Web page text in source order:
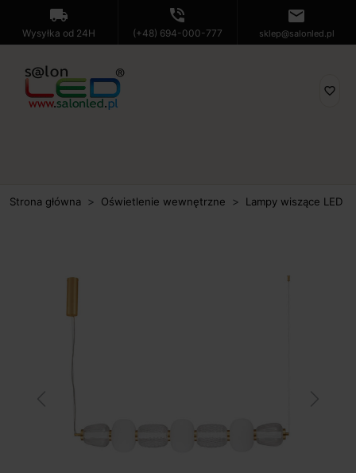
local_shipping
Wysyłka od 24H
phone_in_talk
(+48) 694-000-777
mail
sklep@salonled.pl
favorite_border
Strona główna Oświetlenie wewnętrzne Lampy wiszące LED